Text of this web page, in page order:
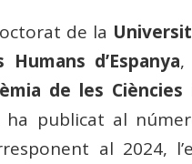
de la
d’Espanya,
de les
ha publicat al
al 2024,